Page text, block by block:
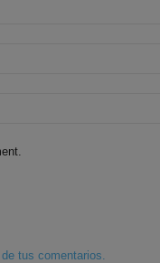
tus comentarios.